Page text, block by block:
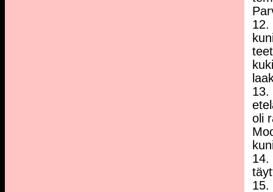
12.
13.
oli
14.
15.